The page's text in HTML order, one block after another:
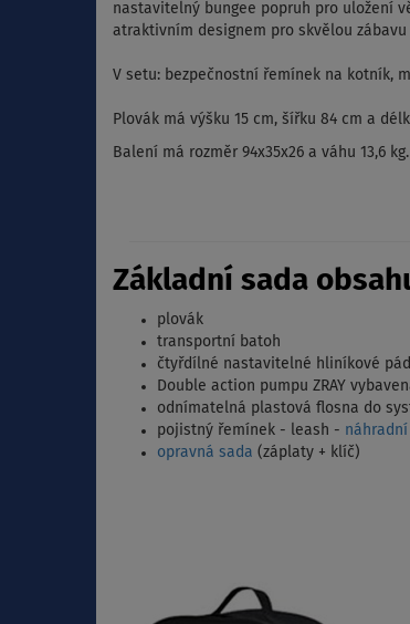
nastavitelný bungee popruh pro uložení
atraktivním designem pro skvělou
V setu: bezpečnostní řemínek na kotník,
Plovák má výšku 15 cm, šířku 84 cm a
Balení má rozměr 94x35x26 a váhu 13,6 kg.
Základní sada
plovák
transportní batoh
čtyřdílné nastavitelné hliníkové
Double action pumpu ZRAY
odnímatelná plastová flosna do
pojistný řemínek - leash -
opravná sada (záplaty + klíč)